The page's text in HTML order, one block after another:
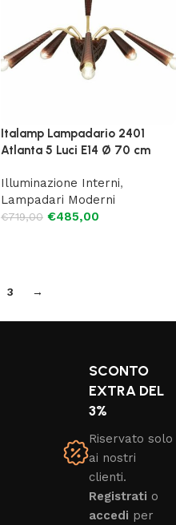
Italamp Lampadario 2401
Atlanta 5 Luci E14 Ø 70 cm
Illuminazione Interni,
Lampadari Moderni
€719,00 €485,00
3 →
SCONTO
EXTRA DEL
3%
Riservato solo
ai nostri
clienti.
Registrati o
accedi per